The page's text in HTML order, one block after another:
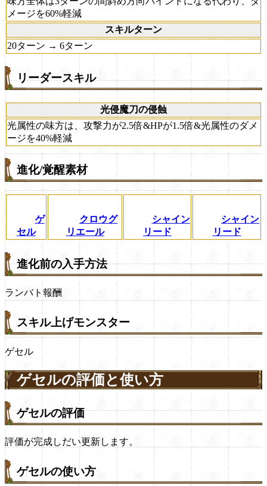
メージを60%軽減
スキルターン
20ターン → 6ターン
リーダースキル
光侵魔刀の侵蝕
光属性の味方は、攻撃力が2.5倍&HPが1.5倍&光属性のダメ
ージを40%軽減
進化/覚醒素材
ゲ
セル
クロウグ
リエール
シャイン
リード
シャイン
リード
進化前の入手方法
ランバト報酬
スキル上げモンスター
ゲセル
ゲセルの評価と使い方
ゲセルの評価
評価が完成しだい更新します。
ゲセルの使い方